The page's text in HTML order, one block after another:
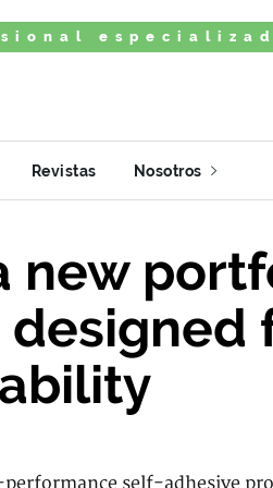
Revistas Nosotros
new
self-adhesive